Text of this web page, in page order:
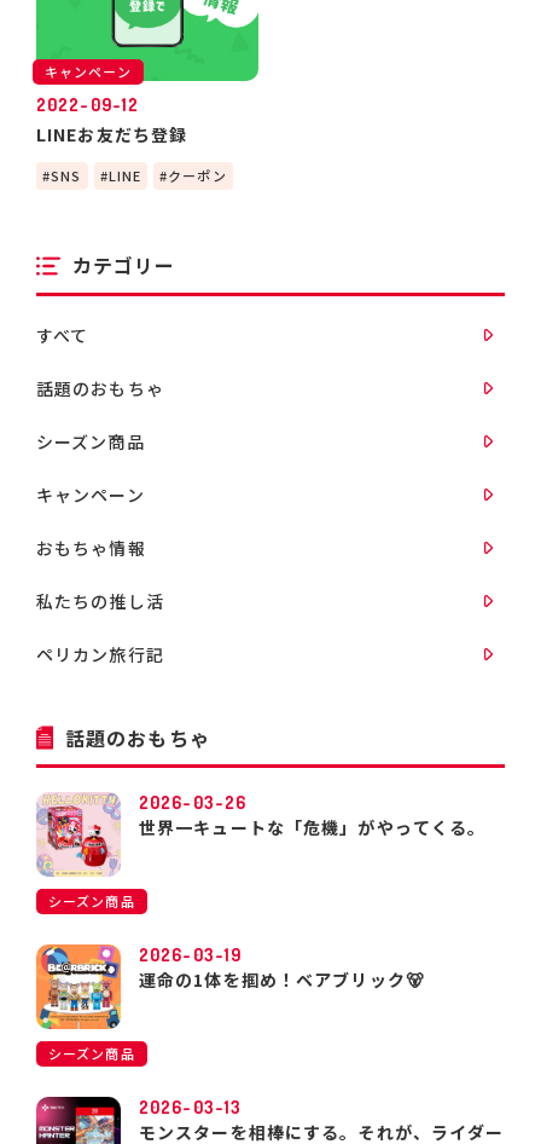
キャンペーン
2022-09-12
LINEお友だち登録
SNS LINE クーポン
カテゴリー
すべて
話題のおもちゃ
シーズン商品
キャンペーン
おもちゃ情報
私たちの推し活
ペリカン旅行記
話題のおもちゃ
2026-03-26
世界一キュートな「危機」がやってくる。
シーズン商品
2026-03-19
運命の1体を掴め！ベアブリック🐻
シーズン商品
2026-03-13
モンスターを相棒にする。それが、ライダー